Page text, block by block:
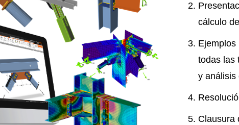
cálculo
Ejemplos
todas las
y análisis
Clausura